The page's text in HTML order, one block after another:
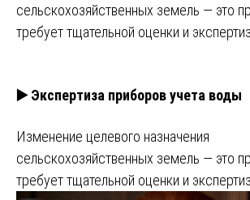
сельскохозяйственных земель — это
требует тщательной оценки и
▶️ Экспертиза приборов учета воды
Изменение целевого назначения
сельскохозяйственных земель — это
требует тщательной оценки и